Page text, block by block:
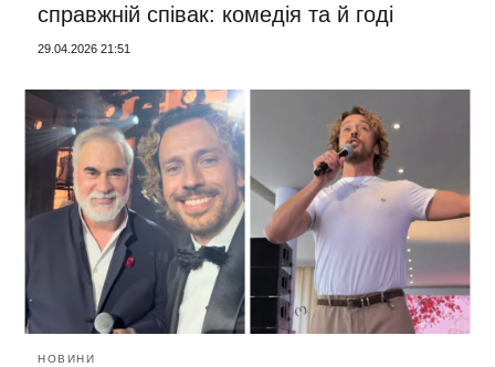
справжній співак: комедія та й годі
29.04.2026 21:51
НОВИНИ